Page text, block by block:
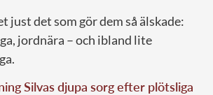
just det som gör dem så älskade:
jordnära – och ibland lite
Silvas djupa sorg efter plötsliga